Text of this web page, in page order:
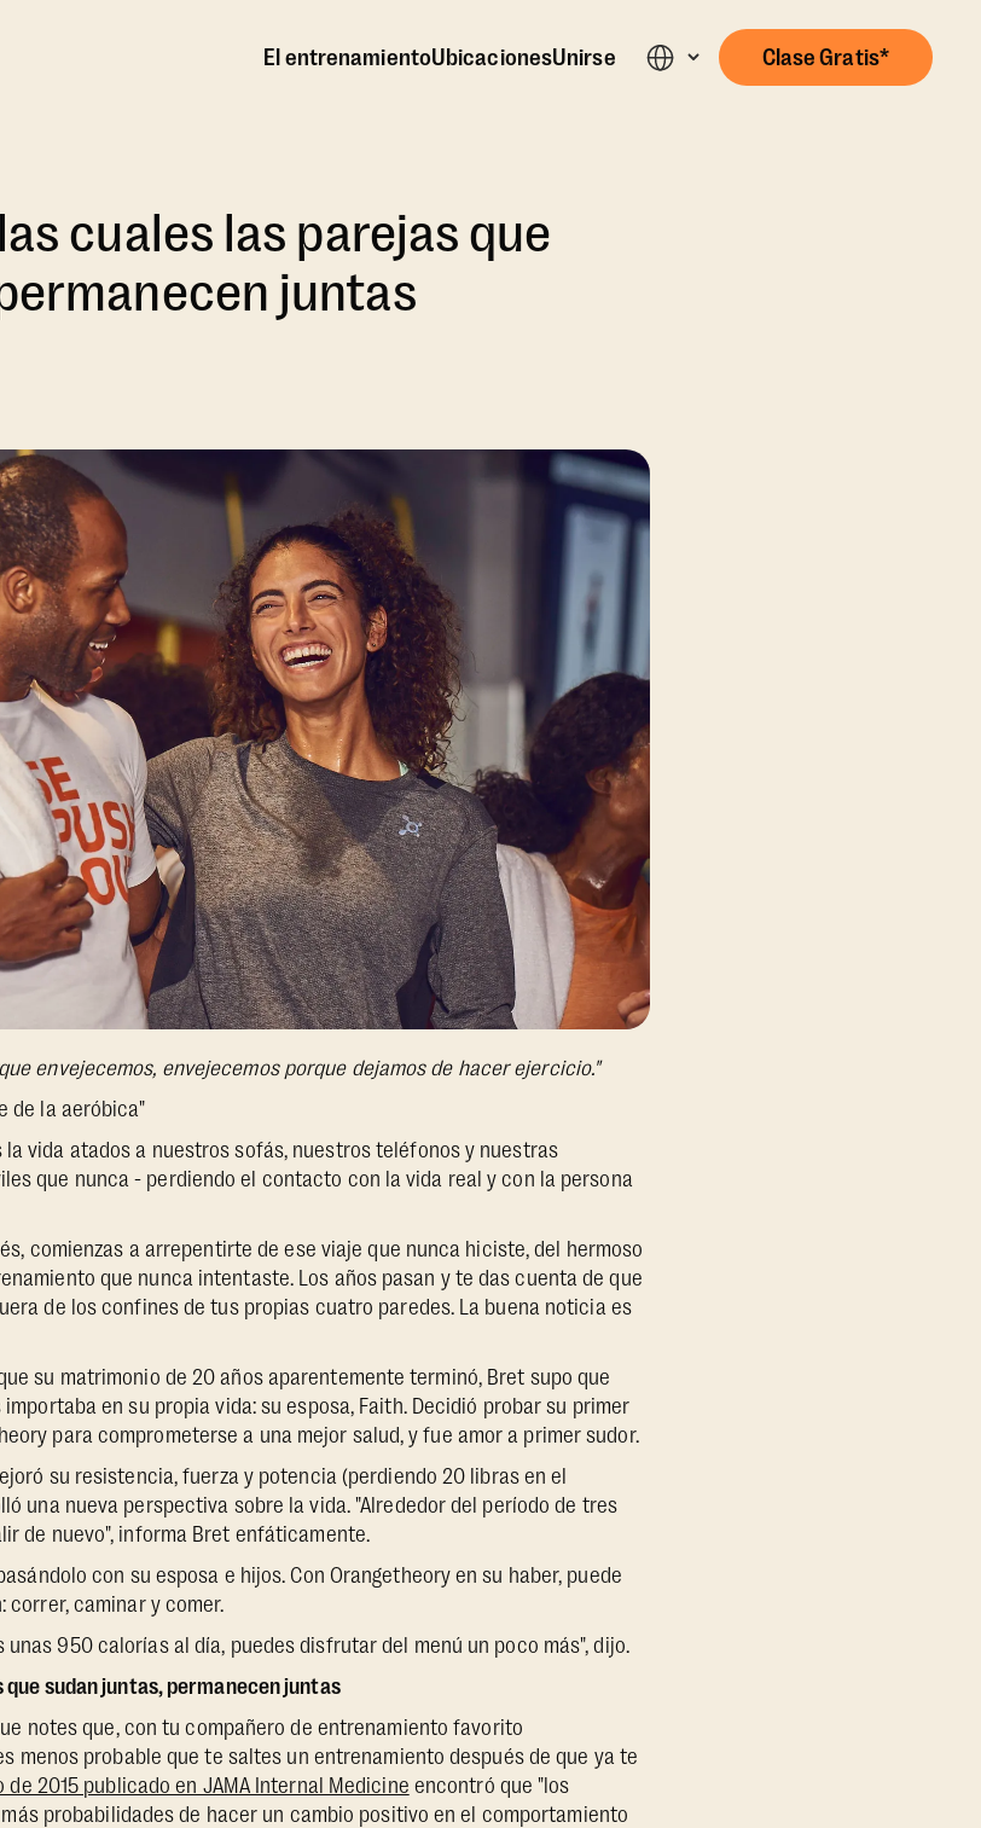
El entrenamientoUbicacionesUnirse Clase Gratis*
cuales las parejas que
juntas
envejecemos, envejecemos porque dejamos de hacer ejercicio."
de la aeróbica"
la vida atados a nuestros sofás, nuestros teléfonos y nuestras
que nunca - perdiendo el contacto con la vida real y con la persona
comienzas a arrepentirte de ese viaje que nunca hiciste, del hermoso
que nunca intentaste. Los años pasan y te das cuenta de que
de los confines de tus propias cuatro paredes. La buena noticia es
su matrimonio de 20 años aparentemente terminó, Bret supo que
en su propia vida: su esposa, Faith. Decidió probar su primer
para comprometerse a una mejor salud, y fue amor a primer sudor.
su resistencia, fuerza y potencia (perdiendo 20 libras en el
una nueva perspectiva sobre la vida. "Alrededor del período de tres
de nuevo", informa Bret enfáticamente.
con su esposa e hijos. Con Orangetheory en su haber, puede
correr, caminar y comer.
unas 950 calorías al día, puedes disfrutar del menú un poco más", dijo.
sudan juntas, permanecen juntas
notes que, con tu compañero de entrenamiento favorito
menos probable que te saltes un entrenamiento después de que ya te
de 2015 publicado en JAMA Internal Medicine encontró que "los
probabilidades de hacer un cambio positivo en el comportamiento